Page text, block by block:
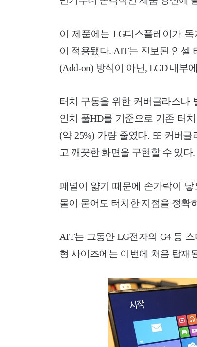
이 제품에는 LG디스플레이가 독
이 적용됐다. AIT는 진보된 인셀
(Add-on) 방식이 아닌, LCD 내부
터치 구동을 위한 커버글라스나
인치 풀HD를 기준으로 기존 터
(약 25%) 가량 줄였다. 또 커버
고 깨끗한 화면을 구현할 수 있다.
패널이 얇기 때문에 손가락이
물이 묻어도 터치한 지점을 정확
AIT는 그동안 LG전자의 G4 등
형 사이즈에는 이번에 처음 탑재